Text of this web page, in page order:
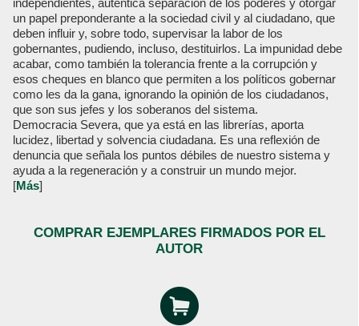
independientes, auténtica separación de los poderes y otorgar
un papel preponderante a la sociedad civil y al ciudadano, que
deben influir y, sobre todo, supervisar la labor de los
gobernantes, pudiendo, incluso, destituirlos. La impunidad debe
acabar, como también la tolerancia frente a la corrupción y
esos cheques en blanco que permiten a los políticos gobernar
como les da la gana, ignorando la opinión de los ciudadanos,
que son sus jefes y los soberanos del sistema.
Democracia Severa, que ya está en las librerías, aporta
lucidez, libertad y solvencia ciudadana. Es una reflexión de
denuncia que señala los puntos débiles de nuestro sistema y
ayuda a la regeneración y a construir un mundo mejor.
[Más]
COMPRAR EJEMPLARES FIRMADOS POR EL
AUTOR